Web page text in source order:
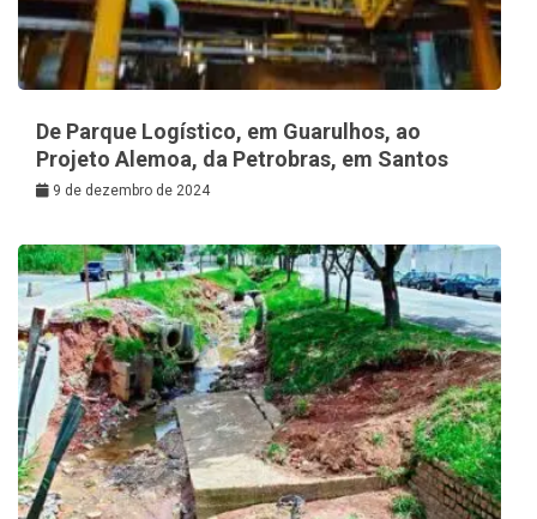
De Parque Logístico, em Guarulhos, ao
Projeto Alemoa, da Petrobras, em Santos
9 de dezembro de 2024